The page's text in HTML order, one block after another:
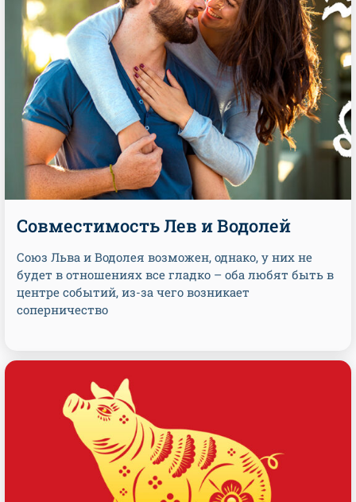
Совместимость Лев и Водолей
Союз Льва и Водолея возможен, однако, у них не
будет в отношениях все гладко – оба любят быть в
центре событий, из-за чего возникает
соперничество